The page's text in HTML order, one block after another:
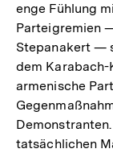
enge Fühlung
Parteigremien
Stepanakert —
dem
armenische
tatsächlichen